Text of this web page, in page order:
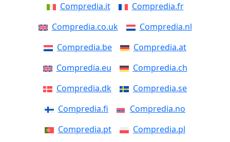
Compredia.it
Compredia.fr
Compredia.co.uk
Compredia.nl
Compredia.be
Compredia.at
Compredia.eu
Compredia.ch
Compredia.dk
Compredia.se
Compredia.fi
Compredia.no
Compredia.pt
Compredia.pl